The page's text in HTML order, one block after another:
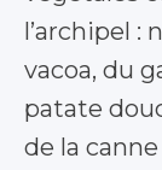
l’archipel :
vacoa, du
patate
de la